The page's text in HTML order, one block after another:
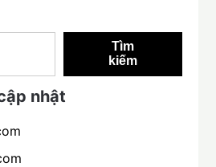
Tìm
kiếm
nhật